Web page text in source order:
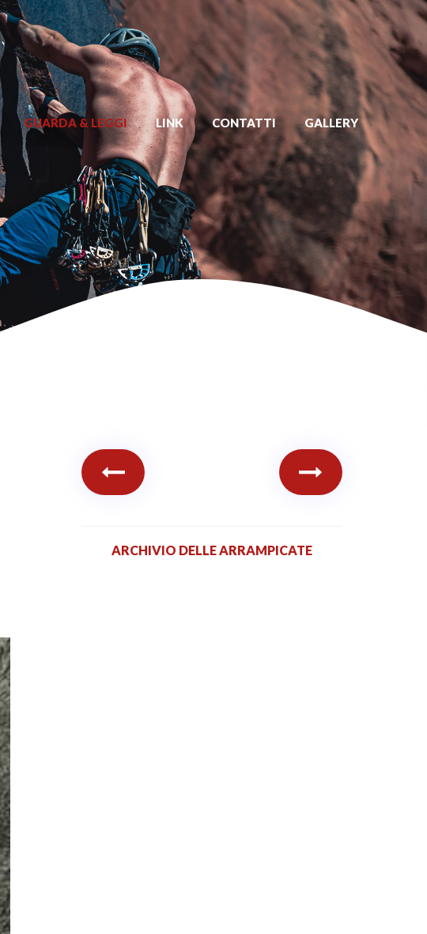
GUARDA & LEGGI LINK CONTATTI GALLERY
ARCHIVIO DELLE ARRAMPICATE